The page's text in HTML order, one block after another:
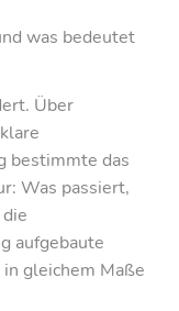
was bedeutet
Über
bestimmte das
Was passiert,
aufgebaute
gleichem Maße